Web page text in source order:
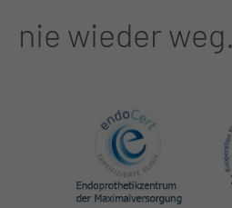
nie wieder weg.